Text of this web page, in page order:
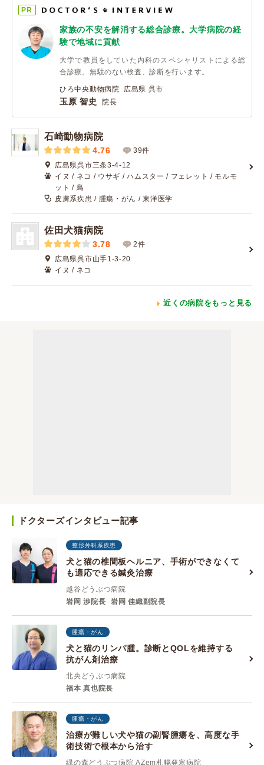
PR
家族の不安を解消する総合診療。大学病院の経
験で地域に貢献
大学で教員をしていた内科のスペシャリストによる総
合診療。無駄のない検査、診断を行います。
ひろ中央動物病院 広島県 呉市
玉原 智史 院長
石崎動物病院
4.76
39件
広島県呉市三条3-4-12
イヌ / ネコ / ウサギ / ハムスター / フェレット / モルモ
ット / 鳥
皮膚系疾患 / 腫瘍・がん / 東洋医学
佐田犬猫病院
3.78
2件
広島県呉市山手1-3-20
イヌ / ネコ
近くの病院をもっと見る
ドクターズインタビュー記事
整形外科系疾患
犬と猫の椎間板ヘルニア、手術ができなくて
も適応できる鍼灸治療
越谷どうぶつ病院
岩岡 渉院長
岩岡 佳織副院長
腫瘍・がん
犬と猫のリンパ腫。診断とQOLを維持する
抗がん剤治療
北央どうぶつ病院
福本 真也院長
腫瘍・がん
治療が難しい犬や猫の副腎腫瘍を、高度な手
術技術で根本から治す
緑の森どうぶつ病院 AZem札幌発寒病院